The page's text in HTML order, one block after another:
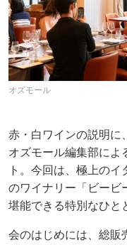
オズモール
赤・白ワインの説明に
オズモール編集部によ
ト。今回は、極上の
のワイナリー「ビービ
堪能できる特別なひと
会のはじめには、総販